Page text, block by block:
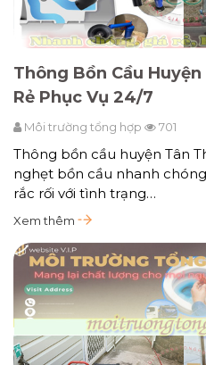
Thông Bồn Cầu
Rẻ Phục Vụ 24/7
Môi trường tổng hợp 701
Thông bồn cầu huyện Tân
nghẹt bồn cầu nhanh
rắc rối với tình trạng…
Xem thêm